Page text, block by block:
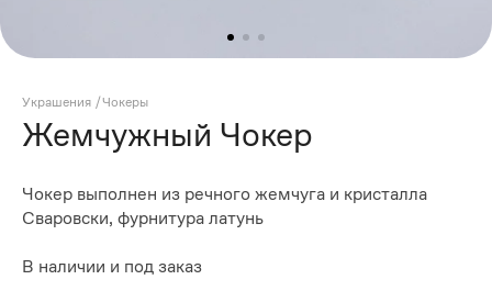
Украшения /Чокеры
Жемчужный Чокер
Чокер выполнен из речного жемчуга и кристалла
Сваровски, фурнитура латунь
В наличии и под заказ